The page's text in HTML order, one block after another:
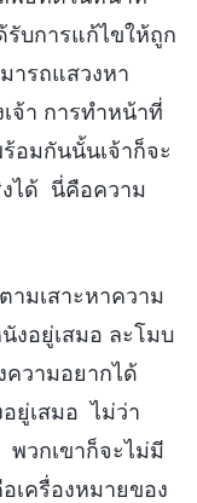
รับการแก้ไขให้ถูก
ารถแสวงหา
จ้า การทำหน้าที่
อมกันนั้นเจ้าก็จะ
งได้ นี่คือความ
ามเสาะหาความ
งอยู่เสมอ ละโมบ
ความอยากได้
ยู่เสมอ ไม่ว่า
พวกเขาก็จะไม่มี
เครื่องหมายของ